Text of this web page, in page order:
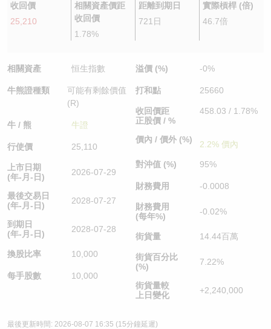
收回價
25,210
相關資產價距
收回價
1.78%
距離到期日
721日
實際槓桿 (倍)
46.7倍
相關資產 恒生指數
牛熊證種類
可能有剩餘價值
(R)
牛 / 熊 牛證
行使價 25,110
上市日期
(年-月-日)
2026-07-29
最後交易日
(年-月-日)
2028-07-27
到期日
(年-月-日)
2028-07-28
換股比率 10,000
每手股數 10,000
溢價 (%) -0%
打和點 25660
收回價距
正股價 / %
458.03 / 1.78%
價內 / 價外 (%) 2.2% 價內
對沖值 (%) 95%
財務費用 -0.0008
財務費用
(每年%)
-0.02%
街貨量 14.44百萬
街貨百分比
(%)
7.22%
街貨量較
上日變化
+2,240,000
最後更新時間: 2026-08-07 16:35 (15分鐘延遲)
牛熊證文件及公告